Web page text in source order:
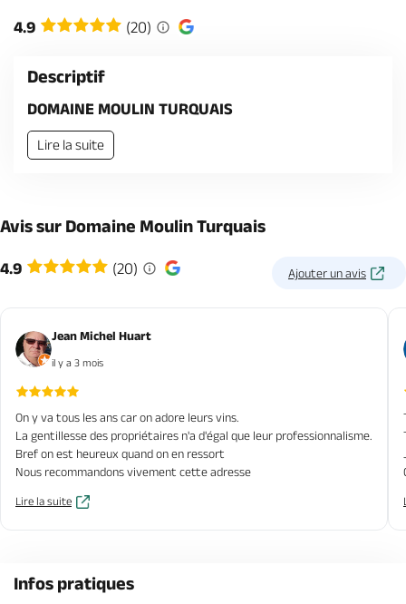
Brochures & Cartes
4.9 (20)
Descriptif
DOMAINE MOULIN TURQUAIS
Lire la suite
Avis sur Domaine Moulin Turquais
4.9 (20) Ajouter un avis
Jean Michel Huart
il y a 3 mois
On y va tous les ans car on adore leurs vins.
La gentillesse des propriétaires n'a d'égal que leur professionnalisme.
Bref on est heureux quand on en ressort
Nous recommandons vivement cette adresse
Lire la suite
Infos pratiques